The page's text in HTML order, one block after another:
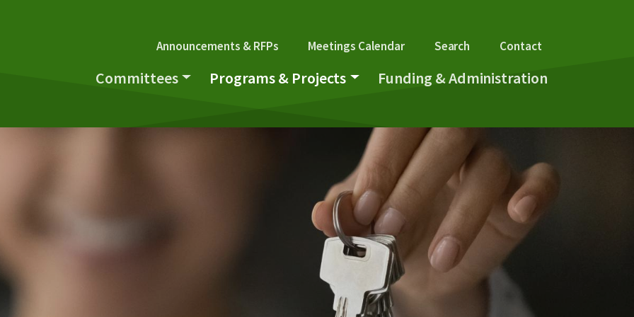
Secondary Navigation
Announcements & RFPs Meetings Calendar Search Contact
Main navigation
Committees Programs & Projects Funding & Administration